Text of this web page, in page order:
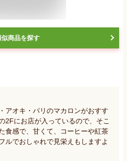
似商品を探す
アオキ・パリのマカロンがおすす
2Fにお店が入っているので、そこ
食感で、甘くて、コーヒーや紅茶
ルでおしゃれで見栄えもしますよ